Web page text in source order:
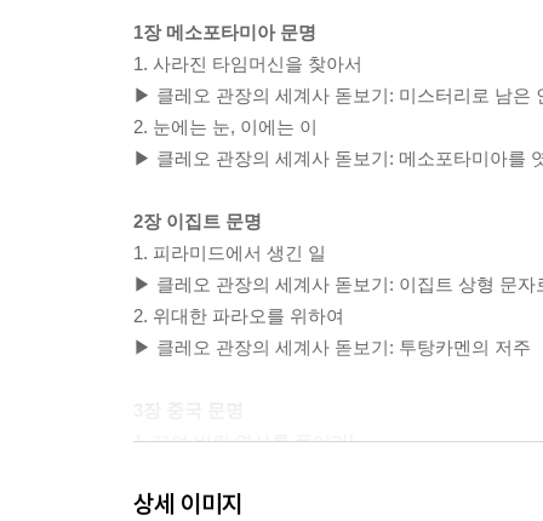
1장 메소포타미아 문명
1. 사라진 타임머신을 찾아서
▶ 클레오 관장의 세계사 돋보기: 미스터리로 남은
2. 눈에는 눈, 이에는 이
▶ 클레오 관장의 세계사 돋보기: 메소포타미아를
2장 이집트 문명
1. 피라미드에서 생긴 일
▶ 클레오 관장의 세계사 돋보기: 이집트 상형 문자
2. 위대한 파라오를 위하여
▶ 클레오 관장의 세계사 돋보기: 투탕카멘의 저주
1. 꼬여 버린 역사를 풀어라!
2. 하늘에서 내려온 자들
상세 이미지